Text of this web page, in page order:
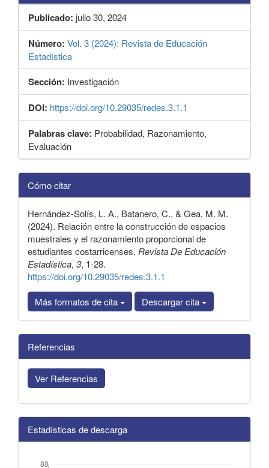
Publicado: julio 30, 2024
Número: Vol. 3 (2024): Revista de Educación
Estadística
Sección: Investigación
DOI: https://doi.org/10.29035/redes.3.1.1
Palabras clave: Probabilidad, Razonamiento,
Evaluación
Detalles
del
artículo
Cómo citar
Hernández-Solís, L. A., Batanero, C., & Gea, M. M.
(2024). Relación entre la construcción de espacios
muestrales y el razonamiento proporcional de
estudiantes costarricenses. Revista De Educación
Estadística, 3, 1-28.
https://doi.org/10.29035/redes.3.1.1
Más formatos de cita
Descargar cita
Referencias
Ver Referencias
Estadísticas de descarga